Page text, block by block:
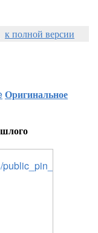
к полной версии
Оригинальное